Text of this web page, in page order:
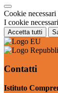
Cookie
I cookie
Accetta tutti
Contatti
Istituto